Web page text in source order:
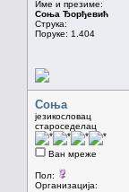
Име и презиме:
Соња Ђорђевић
Струка:
Поруке: 1.404
Соња
језикословац
староседелац
Ван мреже
Пол:
Организација: